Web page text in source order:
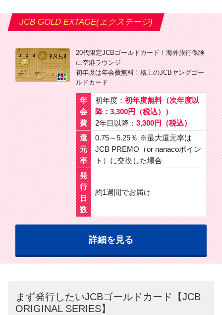
JCB GOLD EXTAGE(エクステージ)
20代限定JCBゴールドカード！海外旅行保険
に空港ラウンジ
初年度は年会費無料！格上のJCBヤングゴー
ルドカード
年
会
費
初年度： 初年度無料（次年度以
降：3,300円（税込））
2年目以降： 3,300円（税込）
還
元
率
0.75～5.25％ ※最大還元率は
JCB PREMO（or nanacoポイン
ト）に交換した場合
発
行
日
数
約1週間でお届け
詳細を見る
まず発行したいJCBゴールドカード【JCB
ORIGINAL SERIES】